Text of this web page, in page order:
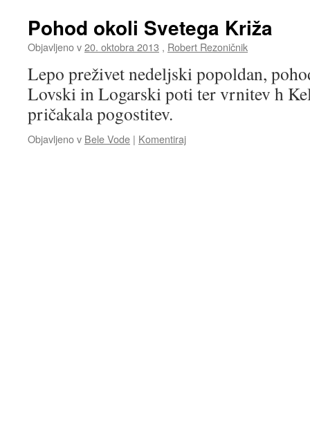
Pohod okoli Svetega Križa
Objavljeno v20. oktobra 2013 , Robert Rezoničnik
Lepo preživet nedeljski popoldan,
Lovski in Logarski poti ter vrnitev h
pričakala pogostitev.
Objavljeno v Bele Vode | Komentiraj